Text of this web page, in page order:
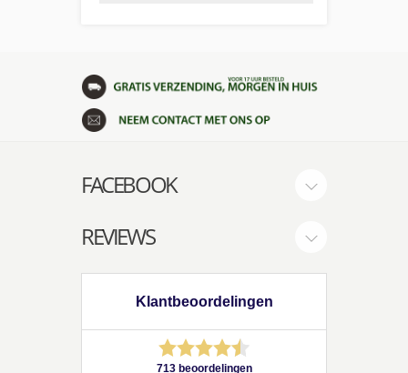
FACEBOOK
REVIEWS
Klantbeoordelingen
713 beoordelingen